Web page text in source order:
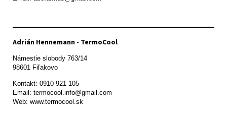
Adrián Hennemann - TermoCool
Námestie slobody 763/14
98601 Fiľakovo
Kontakt: 0910 921 105
Email: termocool.info@gmail.com
Web: www.termocool.sk